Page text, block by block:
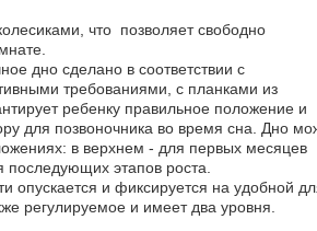
что позволяет свободно
дно сделано в соответствии с
требованиями, с планками из
ребенку правильное положение и
для позвоночника во время сна. Дно
в верхнем - для первых месяцев
этапов роста.
опускается и фиксируется на удобной
регулируемое и имеет два уровня.